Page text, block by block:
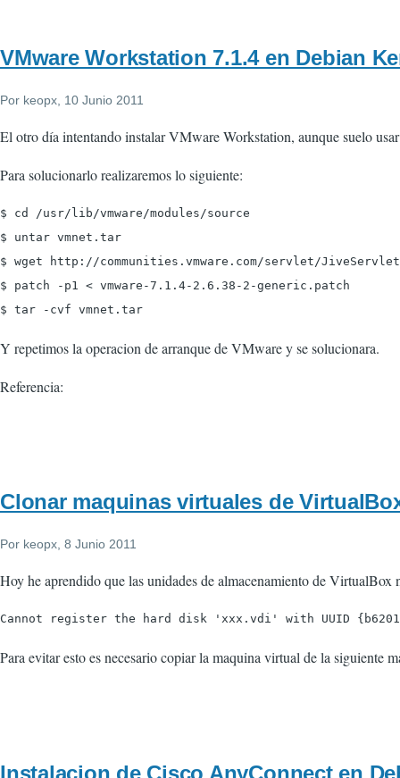
VMware Workstation 7.1.4 en Debian
Por keopx , 10 Junio 2011
El otro día intentando instalar VMware Workstation, aunque suelo
Para solucionarlo realizaremos lo siguiente:
$ cd /usr/lib/vmware/modules/source
$ untar vmnet.tar
$ wget http://communities.vmware.com/servlet/
$ patch -p1 < vmware-7.1.4-2.6.38-2-generic.patch
Y repetimos la operacion de arranque de VMware y se solucionara.
Referencia:
Clonar maquinas virtuales de
Por keopx, 8 Junio 2011
Hoy he aprendido que las unidades de almacenamiento de
Cannot register the hard disk 'xxx.vdi' with UUID
Para evitar esto es necesario copiar la maquina virtual de la siguiente